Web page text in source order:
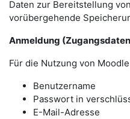
Daten zur Bereitstellung
vorübergehende
Anmeldung
Für die Nutzung von
Benutzername
Passwort in
E-Mail-Adresse